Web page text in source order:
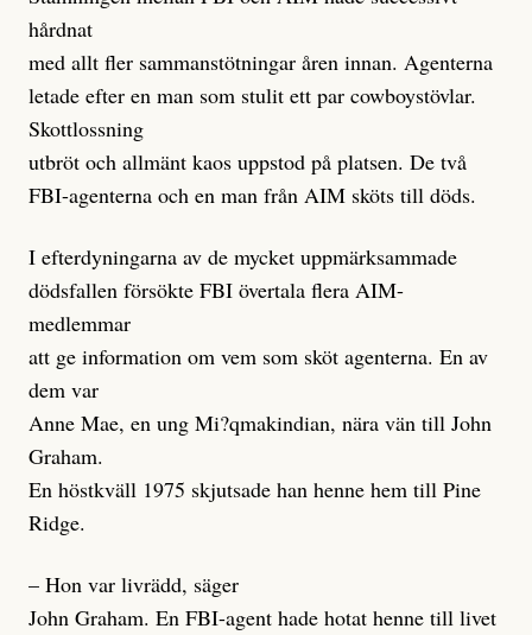
hårdnat
med allt fler sammanstötningar åren innan. Agenterna
letade efter en man som stulit ett par cowboystövlar.
Skottlossning
utbröt och allmänt kaos uppstod på platsen. De två
FBI-agenterna och en man från AIM sköts till döds.
I efterdyningarna av de mycket uppmärksammade
dödsfallen försökte FBI övertala flera AIM-
medlemmar
att ge information om vem som sköt agenterna. En av
dem var
Anne Mae, en ung Mi?qmakindian, nära vän till John
Graham.
En höstkväll 1975 skjutsade han henne hem till Pine
Ridge.
– Hon var livrädd, säger
John Graham. En FBI-agent hade hotat henne till livet